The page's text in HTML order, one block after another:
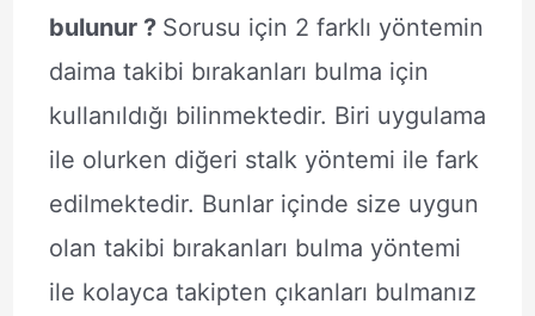
bulunur ? Sorusu için 2 farklı yöntemin
daima takibi bırakanları bulma için
kullanıldığı bilinmektedir. Biri uygulama
ile olurken diğeri stalk yöntemi ile fark
edilmektedir. Bunlar içinde size uygun
olan takibi bırakanları bulma yöntemi
ile kolayca takipten çıkanları bulmanız